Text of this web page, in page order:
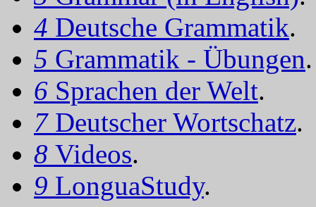
4 Deutsche Grammatik.
5 Grammatik - Übungen.
6 Sprachen der Welt.
7 Deutscher Wortschatz.
8 Videos.
9 LonguaStudy.